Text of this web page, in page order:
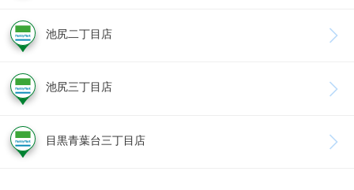
池尻二丁目店
池尻三丁目店
目黒青葉台三丁目店